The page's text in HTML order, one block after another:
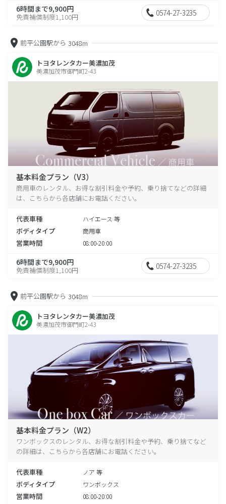
6時間まで9,900円
免責補償制度1,100円 0574-27-3235
前平公園駅から 3048m
トヨタレンタカー美濃加茂
美濃加茂市御門町2-43
基本料金プラン（V3）
商用車のレンタル、お得な割引料金や予約、乗り捨てなどの詳細
は、こちらから各店舗にお電話ください。
代表車種 ハイエース 等
ボディタイプ 商用車
営業時間 08:00-20:00
6時間まで9,900円
免責補償制度1,100円 0574-27-3235
前平公園駅から 3048m
トヨタレンタカー美濃加茂
美濃加茂市御門町2-43
基本料金プラン（W2）
ワンボックスのレンタル、お得な割引料金や予約、乗り捨てなど
の詳細は、こちらから各店舗にお電話ください。
代表車種 ノア 等
ボディタイプ ワンボックス
営業時間 08:00-20:00